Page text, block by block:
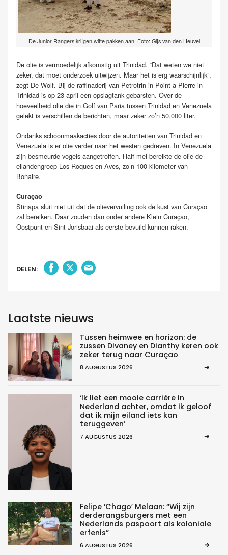
De Junior Rangers krijgen witte pakken aan. Foto: Gijs van den Heuvel
De olie is vermoedelijk afkomstig uit Trinidad. “Dat weten we niet
zeker, dat moet onderzoek uitwijzen. Maar het is erg waarschijnlijk”,
zegt De Wolf. Bij de raffinaderij van Petrotrin in Point-a-Pierre in
Trinidad is op 23 april een opslagtank gebarsten. Over de
hoeveelheid olie die in Golf van Paria tussen Trinidad en Venezuela
gelekt is verschillen de berichten, maar zeker zo’n 50.000 liter.
Ondanks schoonmaakacties door de autoriteiten van Trinidad en
Venezuela is er olie verder naar het westen gedreven. In Venezuela
zijn besmeurde vogels aangetroffen. Half mei bereikte de olie de
eilandengroep Los Roques en Aves, zo’n 100 kilometer van
Bonaire.
Curaçao
Stinapa sluit niet uit dat de olievervuiling ook de kust van Curaçao
zal bereiken. Daar zouden dan onder andere Klein Curaçao,
Oostpunt en Sint Jorisbaai als eerste bevuild kunnen raken.
DELEN:
Laatste nieuws
Tussen heimwee en horizon: de
zussen Divaney en Dianthy keren ook
zeker terug naar Curaçao
8 AUGUSTUS 2026
‘Ik liet een mooie carrière in
Nederland achter, omdat ik geloof
dat ik mijn eiland iets kan
teruggeven’
7 AUGUSTUS 2026
Felipe ‘Chago’ Melaan: “Wij zijn
derderangsburgers met een
Nederlands paspoort als koloniale
erfenis”
6 AUGUSTUS 2026